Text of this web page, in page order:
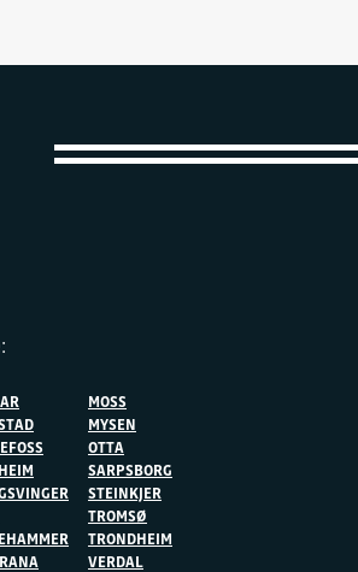
MOSS
MYSEN
OTTA
SARPSBORG
STEINKJER
TROMSØ
TRONDHEIM
VERDAL